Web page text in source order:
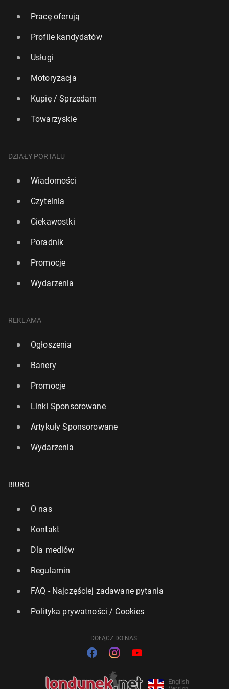
Pracę oferują
Profile kandydatów
Usługi
Motoryzacja
Kupię / Sprzedam
Towarzyskie
DZIAŁY PORTALU
Wiadomości
Czytelnia
Ciekawostki
Poradnik
Promocje
Wydarzenia
REKLAMA
Ogłoszenia
Banery
Promocje
Linki Sponsorowane
Artykuły Sponsorowane
Wydarzenia
BIURO
O nas
Kontakt
Dla mediów
Regulamin
FAQ - Najczęściej zadawane pytania
Polityka prywatności / Cookies
DOŁĄCZ DO NAS:
English